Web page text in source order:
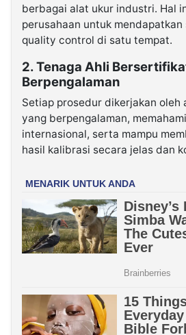
berbagai alat ukur industri. Hal
perusahaan untuk
quality control di satu tempat.
2. Tenaga Ahli
Berpengalaman
Setiap prosedur dikerjakan oleh
yang berpengalaman,
internasional, serta mampu
hasil kalibrasi secara jelas dan